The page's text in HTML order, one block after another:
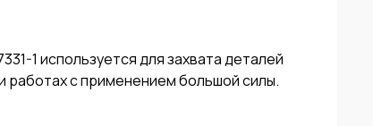
работах с применением большой силы.